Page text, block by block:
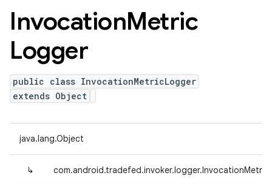
InvocationMetric
Logger
public class InvocationMetricLogger
extends Object
java.lang.Object
↳